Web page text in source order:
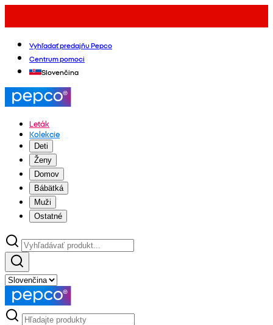
Vyhľadať predajňu Pepco
Centrum pomoci
Slovenčina
Leták
Kolekcie
Deti
Ženy
Domov
Bábätká
Muži
Ostatné